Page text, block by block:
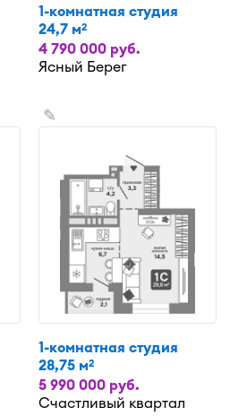
1-комнатная студия
24,7 м2
4 790 000 руб.
Ясный Берег
✎
1-комнатная студия
28,75 м2
5 990 000 руб.
Счастливый квартал